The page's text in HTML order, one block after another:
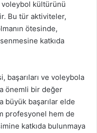
voleybol kültürünü
Bu tür aktiviteler,
ötesinde,
katkıda
başarıları ve voleybola
önemli bir değer
büyük başarılar elde
profesyonel hem de
katkıda bulunmaya